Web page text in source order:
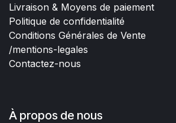
Livraison & Moyens de paiement
Politique de confidentialité
Conditions Générales de Vente
/mentions-legales
Contactez-nous
À propos de nous